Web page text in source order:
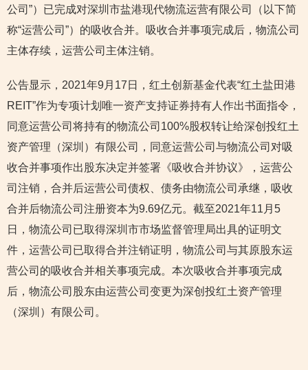
公司”）已完成对深圳市盐港现代物流运营有限公司（以下简
称“运营公司”）的吸收合并。吸收合并事项完成后，物流公司
主体存续，运营公司主体注销。
公告显示，2021年9月17日，红土创新基金代表“红土盐田港
REIT”作为专项计划唯一资产支持证券持有人作出书面指令，
同意运营公司将持有的物流公司100%股权转让给深创投红土
资产管理（深圳）有限公司，同意运营公司与物流公司对吸
收合并事项作出股东决定并签署《吸收合并协议》，运营公
司注销，合并后运营公司债权、债务由物流公司承继，吸收
合并后物流公司注册资本为9.69亿元。截至2021年11月5
日，物流公司已取得深圳市市场监督管理局出具的证明文
件，运营公司已取得合并注销证明，物流公司与其原股东运
营公司的吸收合并相关事项完成。本次吸收合并事项完成
后，物流公司股东由运营公司变更为深创投红土资产管理
（深圳）有限公司。